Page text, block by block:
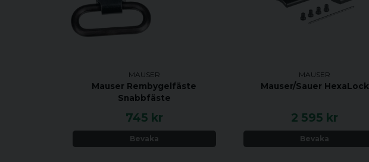
MAUSER
Mauser Rembygelfäste
Snabbfäste
745 kr
Bevaka
MAUSER
Mauser/Sauer HexaLock
2 595 kr
Bevaka